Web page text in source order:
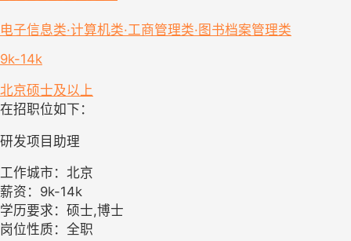
电子信息类·计算机类·工商管理类·图书档案管理类
9k-14k
北京硕士及以上
在招职位如下：
研发项目助理
工作城市：北京
薪资：9k-14k
学历要求：硕士,博士
岗位性质：全职